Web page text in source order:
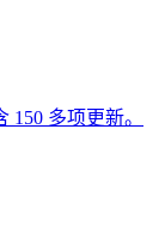
150 多项更新。